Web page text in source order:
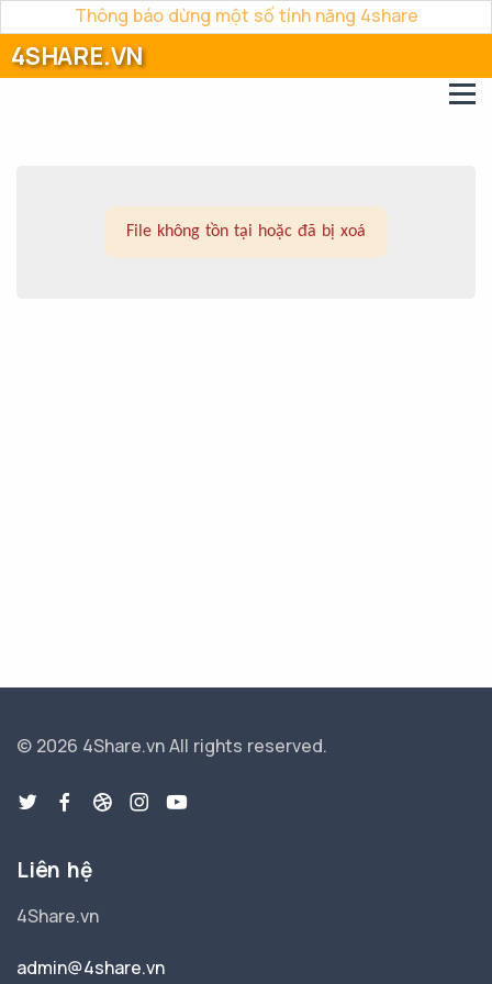
Thông báo dừng một số tính năng 4share
4SHARE.VN
File không tồn tại hoặc đã bị xoá
© 2026 4Share.vnAll rights reserved.
Liên hệ
4Share.vn
admin@4share.vn